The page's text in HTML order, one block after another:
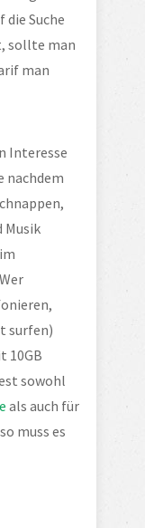
die Suche
sollte man
man
Interesse
nachdem
Musik
surfen)
10GB
sowohl
muss es